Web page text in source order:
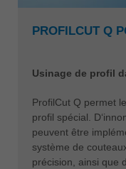
PROFILCUT Q
Usinage de profil
ProfilCut Q permet
profil spécial.
peuvent être
système de
précision, ainsi que